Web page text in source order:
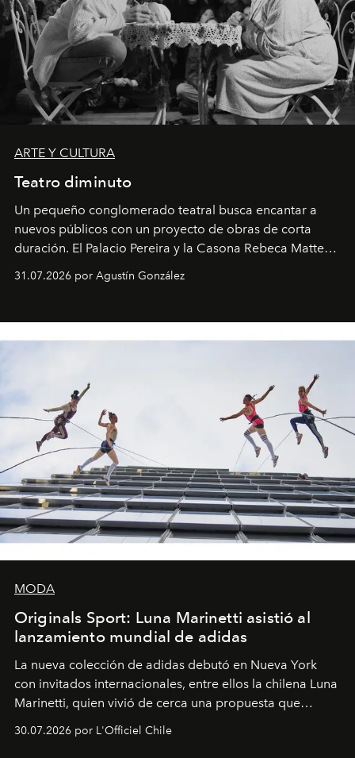
ARTE Y CULTURA
Teatro diminuto
Un pequeño conglomerado teatral busca encantar a
nuevos públicos con un proyecto de obras de corta
duración. El Palacio Pereira y la Casona Rebeca Matte
son algunos de los lugares que han albergado estas
miniobras. Sus puestas en escena son limpias; ponen el
31.07.2026 por Agustín González
MODA
Originals Sport: Luna Marinetti asistió al
lanzamiento mundial de adidas
La nueva colección de adidas debutó en Nueva York
con invitados internacionales, entre ellos la chilena Luna
Marinetti, quien vivió de cerca una propuesta que
fusiona moda y rendimiento.
30.07.2026 por L'Officiel Chile